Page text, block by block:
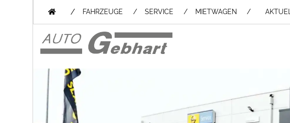
/ FAHRZEUGE SERVICE MIETWAGEN /